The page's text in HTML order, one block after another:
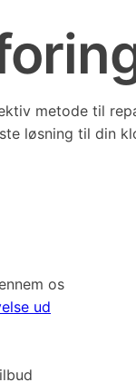
metode til
løsning til din
os
ud